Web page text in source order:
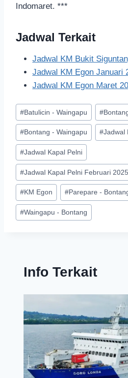
Indomaret. ***
Jadwal Terkait
Jadwal KM Bukit
Jadwal KM Egon Januari
Jadwal KM Egon Maret
#Batulicin - Waingapu #
#Bontang - Waingapu #Jadwal
#Jadwal Kapal Pelni
#Jadwal Kapal Pelni Februari 2025
#KM Egon #Parepare -
#Waingapu - Bontang
Info Terkait